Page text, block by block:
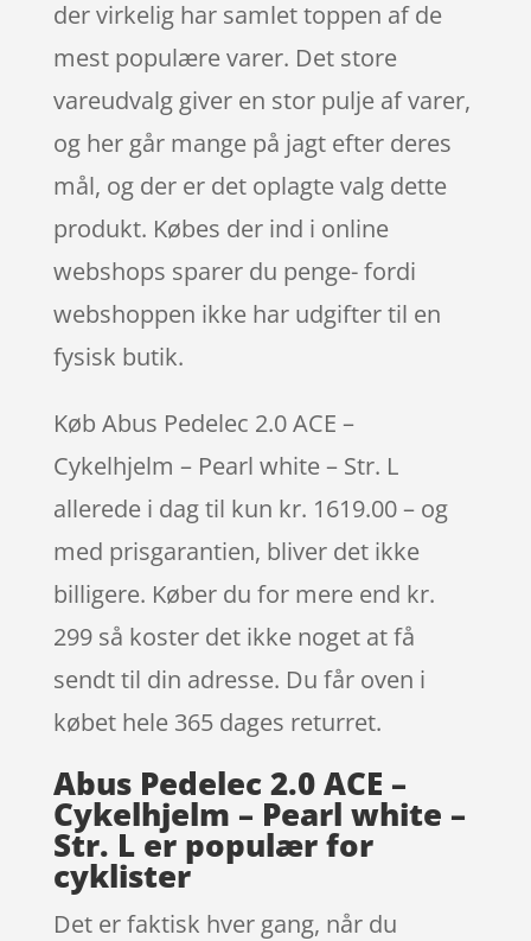
der virkelig har samlet toppen af de
mest populære varer. Det store
vareudvalg giver en stor pulje af varer,
og her går mange på jagt efter deres
mål, og der er det oplagte valg dette
produkt. Købes der ind i online
webshops sparer du penge- fordi
webshoppen ikke har udgifter til en
fysisk butik.
Køb Abus Pedelec 2.0 ACE –
Cykelhjelm – Pearl white – Str. L
allerede i dag til kun kr. 1619.00 – og
med prisgarantien, bliver det ikke
billigere. Køber du for mere end kr.
299 så koster det ikke noget at få
sendt til din adresse. Du får oven i
købet hele 365 dages returret.
Abus Pedelec 2.0 ACE –
Cykelhjelm – Pearl white –
Str. L er populær for
cyklister
Det er faktisk hver gang, når du